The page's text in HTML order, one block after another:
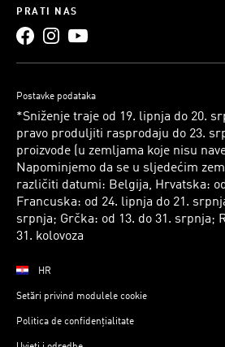
PRATI NAS
Postavke podataka
*Sniženje traje od 19. lipnja do 20.
pravo produljiti rasprodaju do 23.
proizvode (u zemljama koje nisu
Napominjemo da se u sljedećim
različiti datumi: Belgija, Hrvatska:
Francuska: od 24. lipnja do 21.
srpnja; Grčka: od 13. do 31. srpnja;
31. kolovoza
HR
Setări privind modulele cookie
Politica de confidențialitate